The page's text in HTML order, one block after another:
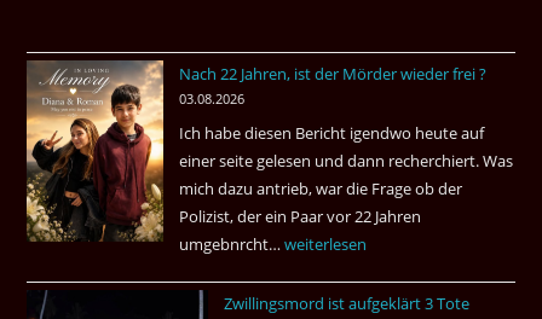
Nach 22 Jahren, ist der Mörder wieder frei ?
03.08.2026
Ich habe diesen Bericht igendwo heute auf
einer seite gelesen und dann recherchiert. Was
mich dazu antrieb, war die Frage ob der
Polizist, der ein Paar vor 22 Jahren
umgebnrcht…Nach
Jahren,
weiterlesen
Zwillingsmord ist aufgeklärt 3 Tote